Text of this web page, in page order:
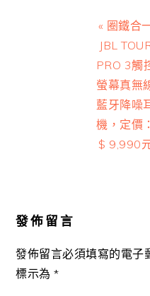
Previous
Post:
« 圈鐵合
JBL
PRO 3觸
螢幕真無
藍牙降噪
機，定價：
$ 9,990
發佈留言
發佈留言必須填寫的電子
標示為*